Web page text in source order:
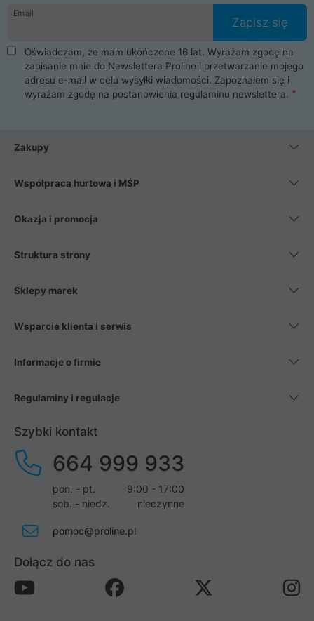
danych osobowych. Dlatego zakup notebooka albo laptopa w
ProLine to czysta przyjemność i pełne bezpieczeństwo.
Zaopatrzysz się u nas w akcesoria i części komputerowe
takie jak procesory, karty graficzne, płyty główne, pamięci,
dyski SSD, M.2 oraz HDD. Nasi pracownicy pomogą Ci wybrać
najlepszy zasilacz komputerowy oraz obudowę do komputera.
Poza komputerami mamy również najlepsze na rynku
Smartfony takich producentów jak Xiaomi, Apple, Samsung i
wentylatory. Na koniec mając już to wszystko, możesz
Email
Zapisz się
Oświadczam, że mam ukończone 16 lat. Wyrażam zgodę na
zapisanie mnie do Newslettera Proline i przetwarzanie mojego
adresu e-mail w celu wysyłki wiadomości. Zapoznałem się i
wyrażam zgodę na postanowienia regulaminu newslettera.
Zakupy
Współpraca hurtowa i MŚP
Okazja i promocja
Struktura strony
Sklepy marek
Wsparcie klienta i serwis
Informacje o firmie
Regulaminy i regulacje
Szybki kontakt
664 999 933
pon. - pt.
9:00 - 17:00
sob. - niedz.
nieczynne
pomoc@proline.pl
Dołącz do nas